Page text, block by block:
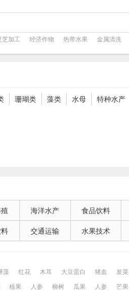
芝加工 经济作物 热带水果 金属清洗
珊瑚类 藻类 水母 特种水产
海洋水产 食品饮料
交通运输 水果技术
藻 红花 木耳 大豆蛋白 猪血 发菜
核果 人参 柳树 瓜果 人参 芒果